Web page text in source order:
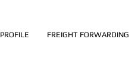
PROFILE FREIGHT FORWARDING